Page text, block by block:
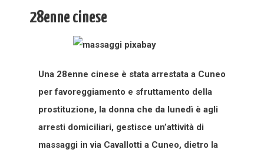
28enne cinese
Una 28enne cinese è stata arrestata a Cuneo
per favoreggiamento e sfruttamento della
prostituzione, la donna che da lunedì è agli
arresti domiciliari, gestisce un’attività di
massaggi in via Cavallotti a Cuneo, dietro la